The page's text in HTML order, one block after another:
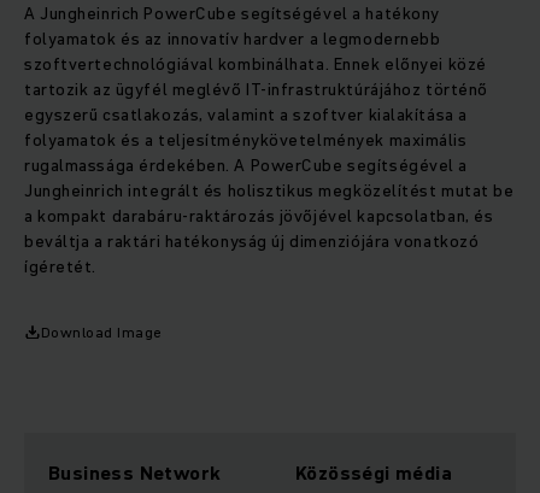
A Jungheinrich PowerCube segítségével a hatékony
folyamatok és az innovatív hardver a legmodernebb
szoftvertechnológiával kombinálhata. Ennek előnyei közé
tartozik az ügyfél meglévő IT-infrastruktúrájához történő
egyszerű csatlakozás, valamint a szoftver kialakítása a
folyamatok és a teljesítménykövetelmények maximális
rugalmassága érdekében. A PowerCube segítségével a
Jungheinrich integrált és holisztikus megközelítést mutat be
a kompakt darabáru-raktározás jövőjével kapcsolatban, és
beváltja a raktári hatékonyság új dimenziójára vonatkozó
ígéretét.
Download Image
Business Network Közösségi média